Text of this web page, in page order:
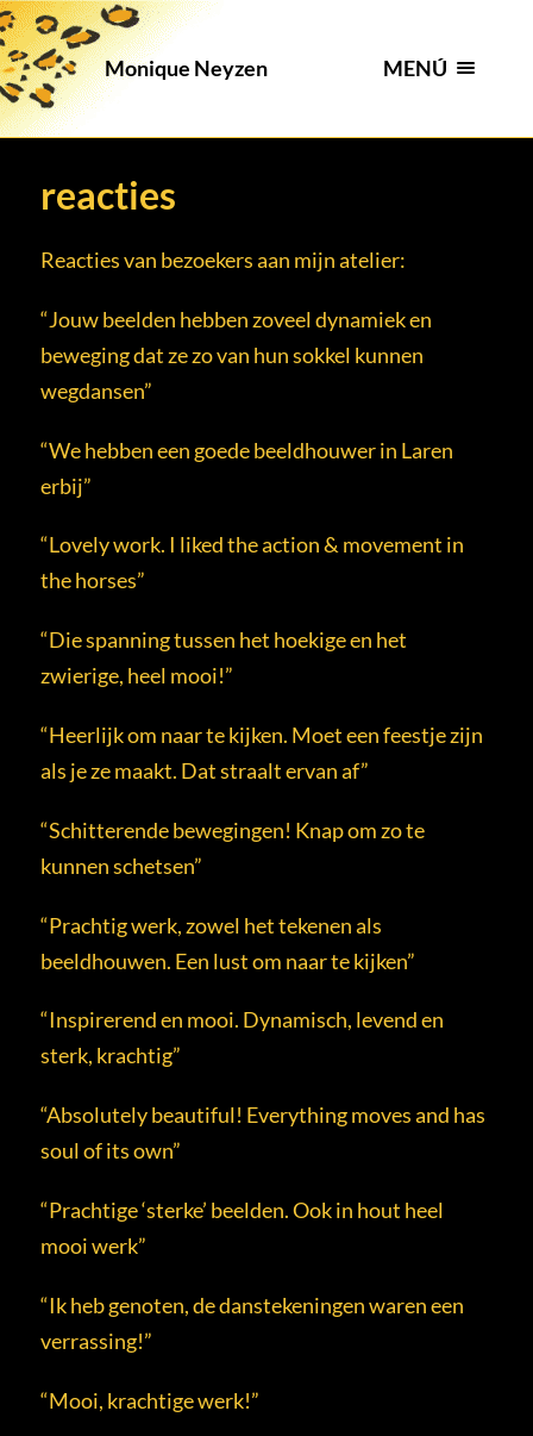
Monique Neyzen MENÚ
reacties
Reacties van bezoekers aan mijn atelier:
“Jouw beelden hebben zoveel dynamiek en
beweging dat ze zo van hun sokkel kunnen
wegdansen”
“We hebben een goede beeldhouwer in Laren
erbij”
“Lovely work. I liked the action & movement in
the horses”
“Die spanning tussen het hoekige en het
zwierige, heel mooi!”
“Heerlijk om naar te kijken. Moet een feestje zijn
als je ze maakt. Dat straalt ervan af”
“Schitterende bewegingen! Knap om zo te
kunnen schetsen”
“Prachtig werk, zowel het tekenen als
beeldhouwen. Een lust om naar te kijken”
“Inspirerend en mooi. Dynamisch, levend en
sterk, krachtig”
“Absolutely beautiful! Everything moves and has
soul of its own”
“Prachtige ‘sterke’ beelden. Ook in hout heel
mooi werk”
“Ik heb genoten, de danstekeningen waren een
verrassing!”
“Mooi, krachtige werk!”